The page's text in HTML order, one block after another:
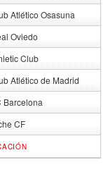
Atlético Osasuna
Oviedo
Club
Atlético de Madrid
Barcelona
CF